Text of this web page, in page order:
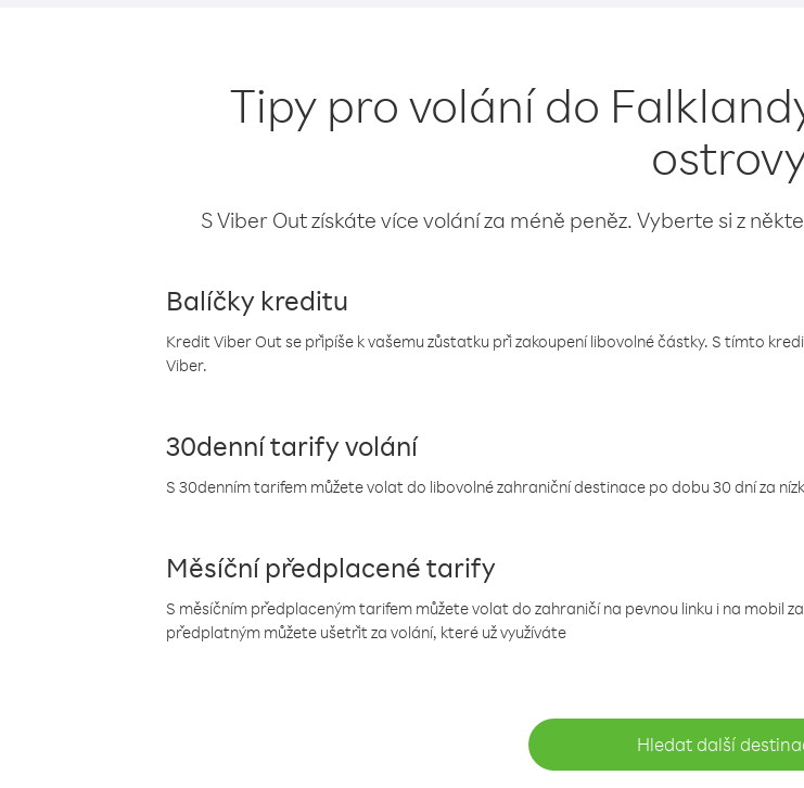
Tipy pro volání do
S Viber Out získáte více volání za méně peněz. Vyberte si z
Balíčky kreditu
Kredit Viber Out se připíše k vašemu zůstatku při zakoupení libovolné částky. S tímto
Viber.
30denní tarify volání
S 30denním tarifem můžete volat do libovolné zahraniční destinace po dobu 30 dní za
Měsíční předplacené tarify
S měsíčním předplaceným tarifem můžete volat do zahraničí na pevnou linku i na mobil
předplatným můžete ušetřit za volání, které už využíváte
Hledat další